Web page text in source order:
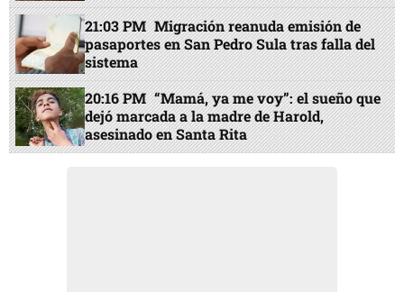
21:03 PM Migración reanuda emisión de
pasaportes en San Pedro Sula tras falla del
sistema
20:16 PM “Mamá, ya me voy”: el sueño que
dejó marcada a la madre de Harold,
asesinado en Santa Rita